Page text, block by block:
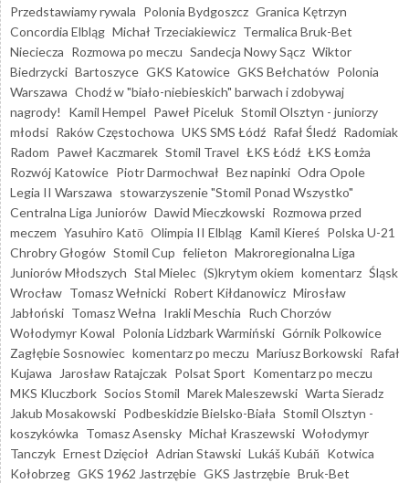
Przedstawiamy rywala Polonia Bydgoszcz Granica Kętrzyn
Concordia Elbląg Michał Trzeciakiewicz Termalica Bruk-Bet
Nieciecza Rozmowa po meczu Sandecja Nowy Sącz Wiktor
Biedrzycki Bartoszyce GKS Katowice GKS Bełchatów Polonia
Warszawa Chodź w "biało-niebieskich" barwach i zdobywaj
nagrody!
Kamil Hempel Paweł Piceluk Stomil Olsztyn - juniorzy
młodsi Raków Częstochowa UKS SMS Łódź Rafał Śledź Radomiak
Radom Paweł Kaczmarek Stomil Travel ŁKS Łódź ŁKS Łomża
Rozwój Katowice Piotr Darmochwał Bez napinki Odra Opole
Legia II Warszawa stowarzyszenie "Stomil Ponad Wszystko"
Centralna Liga Juniorów Dawid Mieczkowski Rozmowa przed
meczem Yasuhiro Katō Olimpia II Elbląg Kamil Kiereś Polska U-21
Chrobry Głogów Stomil Cup felieton Makroregionalna Liga
Juniorów Młodszych Stal Mielec (S)krytym okiem komentarz Śląsk
Wrocław Tomasz Wełnicki Robert Kiłdanowicz Mirosław
Jabłoński Tomasz Wełna Irakli Meschia Ruch Chorzów
Wołodymyr Kowal Polonia Lidzbark Warmiński Górnik Polkowice
Zagłębie Sosnowiec komentarz po meczu Mariusz Borkowski Rafał
Kujawa
Jarosław Ratajczak Polsat Sport Komentarz po meczu
MKS Kluczbork Socios Stomil Marek Maleszewski Warta Sieradz
Jakub Mosakowski Podbeskidzie Bielsko-Biała Stomil Olsztyn -
koszykówka Tomasz Asensky Michał Kraszewski Wołodymyr
Tanczyk Ernest Dzięcioł Adrian Stawski Lukáš Kubáň Kotwica
Kołobrzeg GKS 1962 Jastrzębie GKS Jastrzębie Bruk-Bet